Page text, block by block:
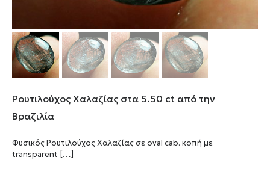
Ρουτιλούχος Χαλαζίας στα 5.50 ct από την
Βραζιλία
Φυσικός Ρουτιλούχος Χαλαζίας σε oval cab. κοπή με
transparent […]